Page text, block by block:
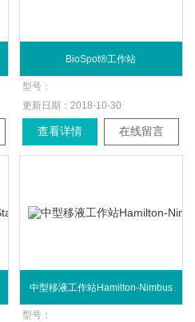
BioSpot®工作站
型号：
更新日期： 2018-10-30
查看详情 在线留言
中型移液工作站Hamilton-Nimbus
型号：